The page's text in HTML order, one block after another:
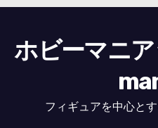
ホビーマニ
フィギュアを中心と